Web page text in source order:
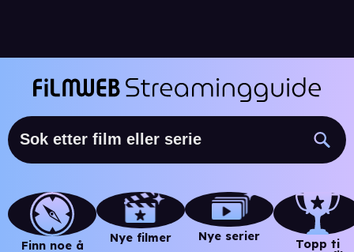
Finn noe å
Nye filmer Nye serier
Topp ti